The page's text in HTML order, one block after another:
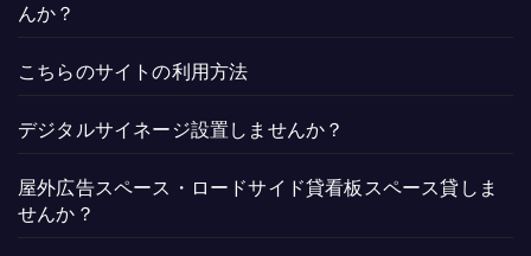
んか？
こちらのサイトの利用方法
デジタルサイネージ設置しませんか？
屋外広告スペース・ロードサイド貸看板スペース貸しま
せんか？